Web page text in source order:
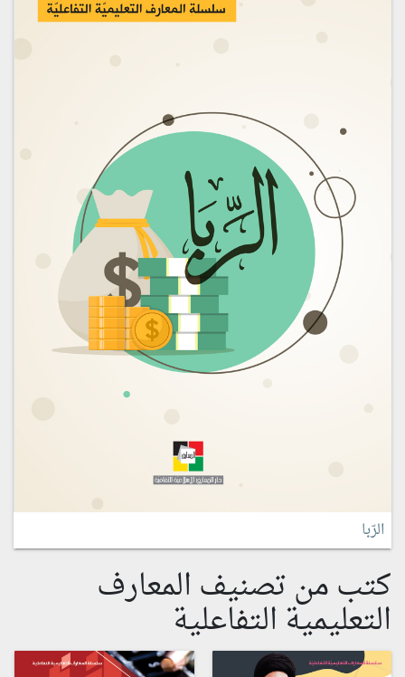
الرّبا
كتب من تصنيف المعارف
التعليمية التفاعلية